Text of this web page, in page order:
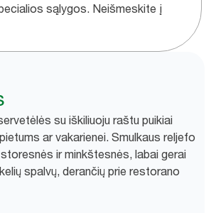
sąlygos. Neišmeskite į
su iškiliuoju raštu puikiai
ar vakarienei. Smulkaus reljefo
ir minkštesnės, labai gerai
spalvų, derančių prie restorano